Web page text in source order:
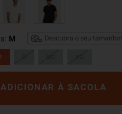
M Descubra o seu tamanho!
ADICIONAR À SACOLA